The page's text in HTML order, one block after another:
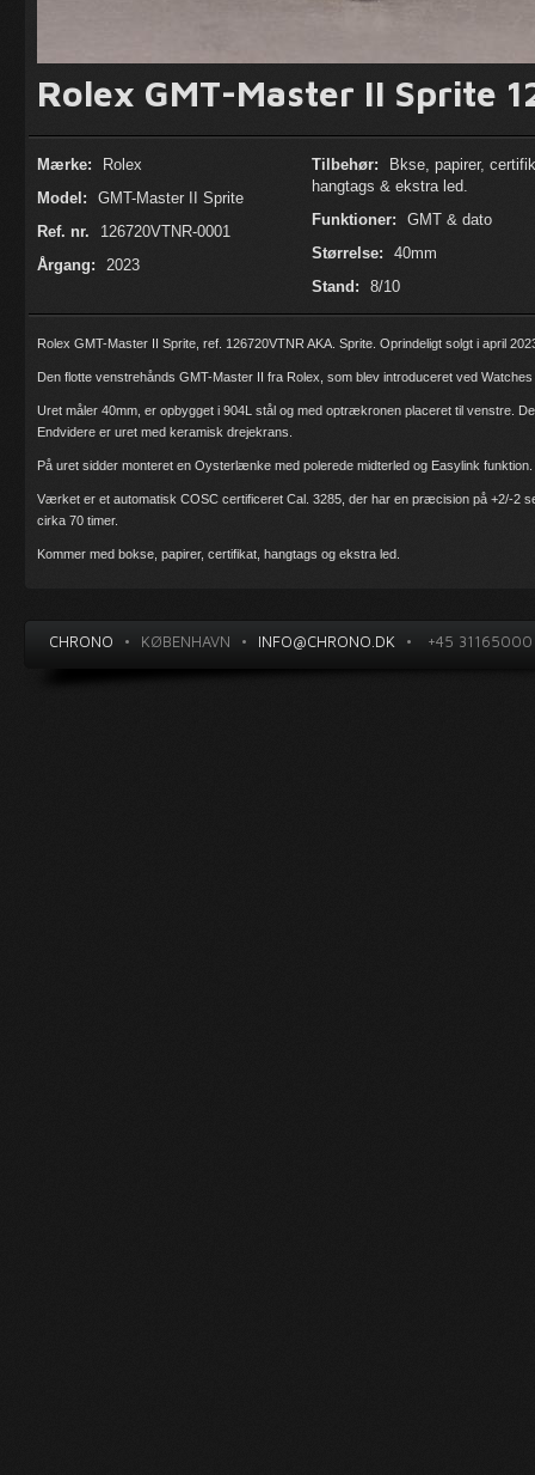
Rolex GMT-Master II Sprite
Mærke:
Rolex
Model:
GMT-Master II Sprite
Ref. nr.
126720VTNR-0001
Årgang:
2023
Tilbehør:
Bkse, papirer,
hangtags & ekstra led.
Funktioner:
GMT & dato
Størrelse:
40mm
Stand:
8/10
Rolex GMT-Master II Sprite, ref. 126720VTNR AKA. Sprite. Oprindeligt solgt i april
Den flotte venstrehånds GMT-Master II fra Rolex, som blev introduceret ved
Uret måler 40mm, er opbygget i 904L stål og med optrækronen placeret til venstre.
Endvidere er uret med keramisk drejekrans.
På uret sidder monteret en Oysterlænke med polerede midterled og Easylink funktion.
Værket er et automatisk COSC certificeret Cal. 3285, der har en præcision på +2/-2
cirka 70 timer.
Kommer med bokse, papirer, certifikat, hangtags og ekstra led.
CHRONO • KØBENHAVN • INFO@CHRONO.DK • +45 31165000